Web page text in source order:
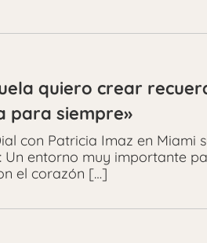
quiero crear
para siempre»
con Patricia Imaz en Miami
Un entorno muy importante
el corazón […]